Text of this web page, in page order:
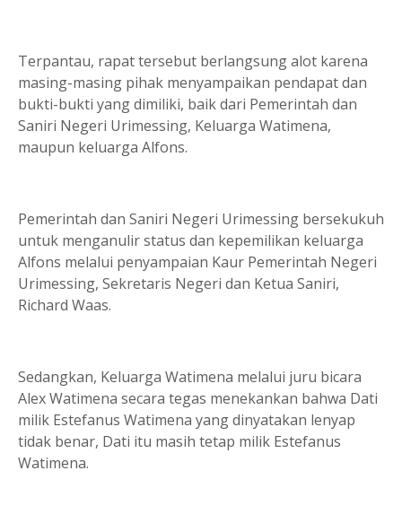
Terpantau, rapat tersebut berlangsung alot karena
masing-masing pihak menyampaikan pendapat dan
bukti-bukti yang dimiliki, baik dari Pemerintah dan
Saniri Negeri Urimessing, Keluarga Watimena,
maupun keluarga Alfons.
Pemerintah dan Saniri Negeri Urimessing bersekukuh
untuk menganulir status dan kepemilikan keluarga
Alfons melalui penyampaian Kaur Pemerintah Negeri
Urimessing, Sekretaris Negeri dan Ketua Saniri,
Richard Waas.
Sedangkan, Keluarga Watimena melalui juru bicara
Alex Watimena secara tegas menekankan bahwa Dati
milik Estefanus Watimena yang dinyatakan lenyap
tidak benar, Dati itu masih tetap milik Estefanus
Watimena.